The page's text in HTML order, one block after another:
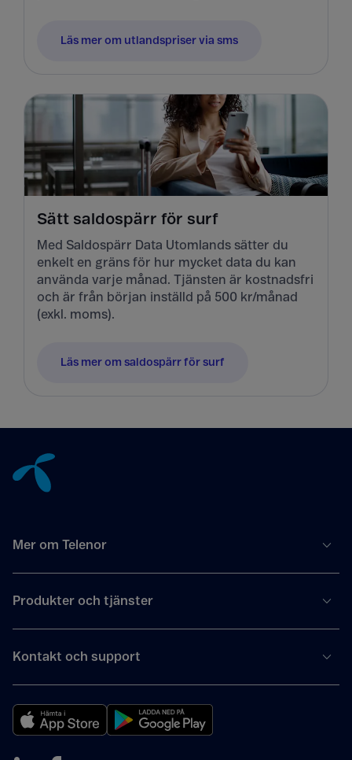
Läs mer om utlandspriser via sms
Sätt saldospärr för surf
Med Saldospärr Data Utomlands sätter du
enkelt en gräns för hur mycket data du kan
använda varje månad. Tjänsten är kostnadsfri
och är från början inställd på 500 kr/månad
(exkl. moms).
Läs mer om saldospärr för surf
Mer om Telenor
Produkter och tjänster
Kontakt och support